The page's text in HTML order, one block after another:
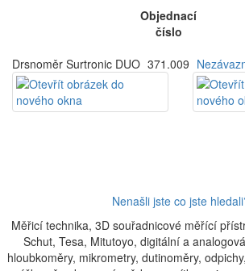
Objednací
číslo
Drsnoměr Surtronic DUO 371.009
Nenašli jste co jste
Měřicí technika, 3D souřadnicové měřící
Schut, Tesa, Mitutoyo, digitální a
hloubkoměry, mikrometry, dutinoměry,